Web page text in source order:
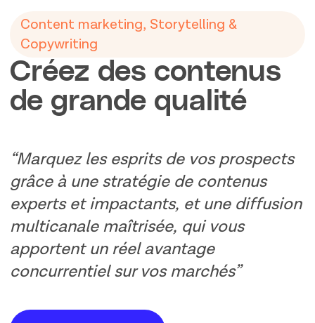
Content marketing, Storytelling &
Copywriting
Créez des contenus
de grande qualité
Marquez les esprits de vos prospects
grâce à une stratégie de contenus
experts et impactants, et une diffusion
multicanale maîtrisée, qui vous
apportent un réel avantage
concurrentiel sur vos marchés